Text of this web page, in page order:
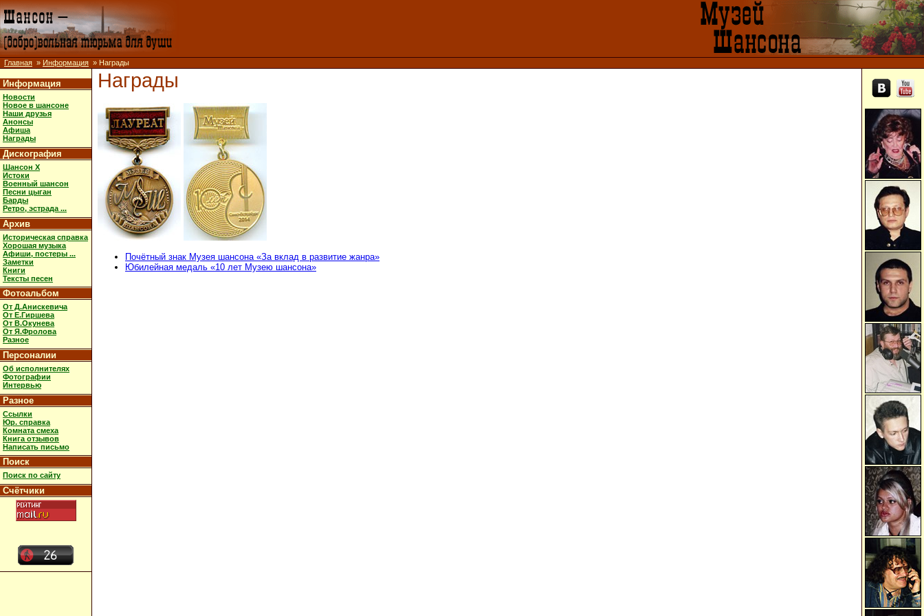
Главная » Информация » Награды
Информация
Новости
Новое в шансоне
Наши друзья
Анонсы
Афиша
Награды
Дискография
Шансон X
Истоки
Военный шансон
Песни цыган
Барды
Ретро, эстрада ...
Архив
Историческая справка
Хорошая музыка
Афиши, постеры ...
Заметки
Книги
Тексты песен
Фотоальбом
От Д.Анискевича
От Е.Гиршева
От В.Окунева
От Я.Фролова
Разное
Персоналии
Об исполнителях
Фотографии
Интервью
Разное
Ссылки
Юр. справка
Комната смеха
Книга отзывов
Написать письмо
Поиск
Поиск по сайту
Счётчики
Награды
Почётный знак Музея шансона «За вклад в развитие жанра»
Юбилейная медаль «10 лет Музею шансона»